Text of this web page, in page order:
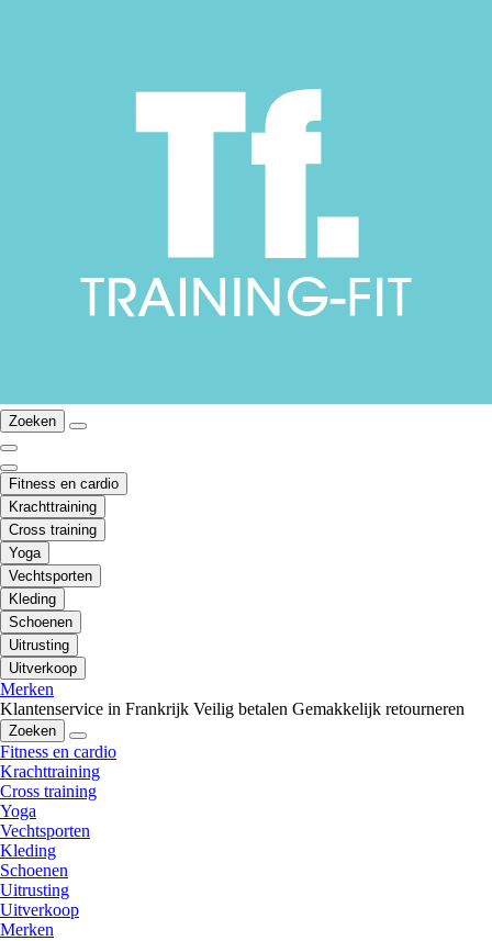
Zoeken
Fitness en cardio
Krachttraining
Cross training
Yoga
Vechtsporten
Kleding
Schoenen
Uitrusting
Uitverkoop
Merken
Klantenservice in Frankrijk Veilig betalen Gemakkelijk retourneren
Zoeken
Fitness en cardio
Krachttraining
Cross training
Yoga
Vechtsporten
Kleding
Schoenen
Uitrusting
Uitverkoop
Merken